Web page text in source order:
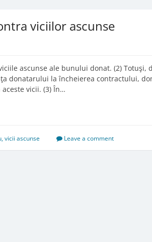
viciilor ascunse
ascunse ale bunului donat. (2) Totuşi,
donatarului la încheierea contractului,
vicii. (3) În…
,vicii ascunse Leave a comment